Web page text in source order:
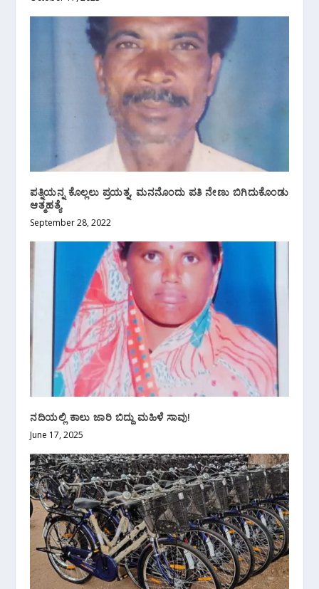
ಪತ್ನಿಯನ್ನ ಕೊಲ್ಲಲು ಪ್ರಯತ್ನ, ಮನನೊಂದು ಪತಿ ನೇಣು ಬಿಗಿದುಕೊಂಡು
ಆತ್ಮಹತ್ಯೆ
September 28, 2022
ನದಿಯಲ್ಲಿ ಕಾಲು ಜಾರಿ ಬಿದ್ದು ಮಹಿಳೆ ಸಾವು!
June 17, 2025